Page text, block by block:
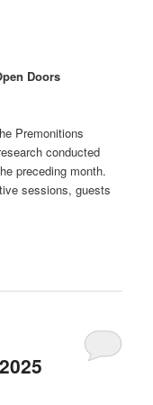
Doors
Premonitions
conducted
preceding month.
sessions, guests